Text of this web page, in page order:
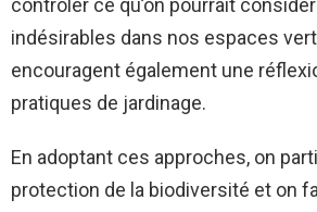
contrôler ce qu’on pourrait
indésirables dans nos espaces
encouragent également une
pratiques de jardinage.
En adoptant ces approches, on
protection de la biodiversité et on